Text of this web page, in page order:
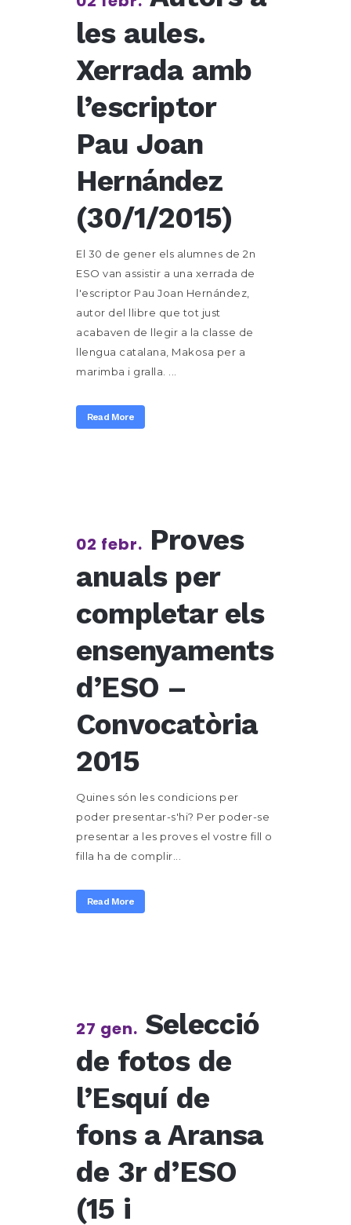
les aules.
Xerrada amb
l’escriptor
Pau Joan
Hernández
(30/1/2015)
El 30 de gener els alumnes de 2n
ESO van assistir a una xerrada de
l'escriptor Pau Joan Hernández,
autor del llibre que tot just
acabaven de llegir a la classe de
llengua catalana, Makosa per a
marimba i gralla. ...
Read More
02 febr. Proves
anuals per
completar els
ensenyaments
d’ESO –
Convocatòria
2015
Quines són les condicions per
poder presentar-s'hi? Per poder-se
presentar a les proves el vostre fill o
filla ha de complir...
Read More
27 gen. Selecció
de fotos de
l’Esquí de
fons a Aransa
de 3r d’ESO
(15 i